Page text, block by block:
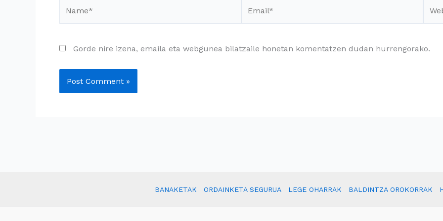
Gorde nire izena, emaila eta webgunea bilatzaile honetan komentatzen dudan hurrengorako.
BANAKETAK ORDAINKETA SEGURUA LEGE OHARRAK BALDINTZA OROKORRAK